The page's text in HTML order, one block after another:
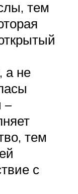
тем
а не
–
тем
с